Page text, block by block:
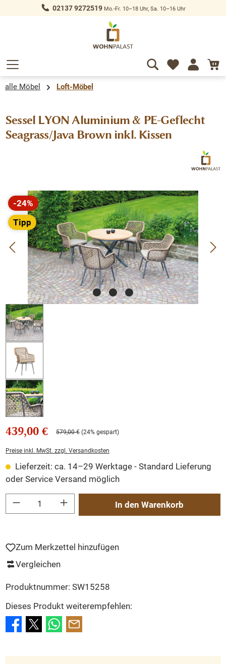
springen 02137 9272519Mo.-Fr. 10–18 Uhr, Sa. 10–16 Uhr
alle Möbel Loft-Möbel
Sessel LYON Aluminium & PE-Geflecht
Seagrass/Java Brown inkl. Kissen
Bildergalerie überspringen
-24%
Rabatt
Tipp
439,00 € 579,00 € (24% gespart)
Preise inkl. MwSt. zzgl. Versandkosten
Lieferzeit: ca. 14–29 Werktage - Standard Lieferung
oder Service Versand möglich
Produkt Anzahl: Gib den gewünschten Wert ein oder benutze die Schaltflächen
In den Warenkorb
Zum Merkzettel hinzufügen
Vergleichen
Produktnummer: SW15258
Dieses Produkt weiterempfehlen: